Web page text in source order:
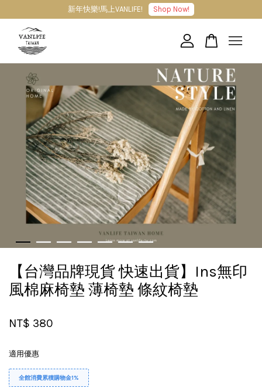
新年快樂!馬上VANLIFE! Shop Now!
【台灣品牌現貨 快速出貨】Ins無印
風棉麻椅墊 薄椅墊 條紋椅墊
NT$ 380
適用優惠
全館消費累積購物金1%
您的購物車目前還是空的。
繼續購物